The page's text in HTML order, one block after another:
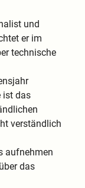
und
er im
technische
ist das
verständlich
aufnehmen
das